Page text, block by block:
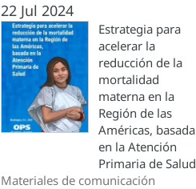
22 Jul 2024
Estrategia para
acelerar la
reducción de la
mortalidad
materna en la
Región de las
Américas, basada
en la Atención
Primaria de Salud
Materiales de comunicación